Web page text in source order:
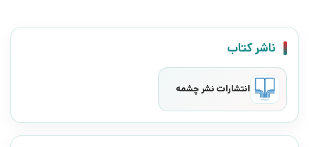
ناشر کتاب
انتشارات نشر چشمه